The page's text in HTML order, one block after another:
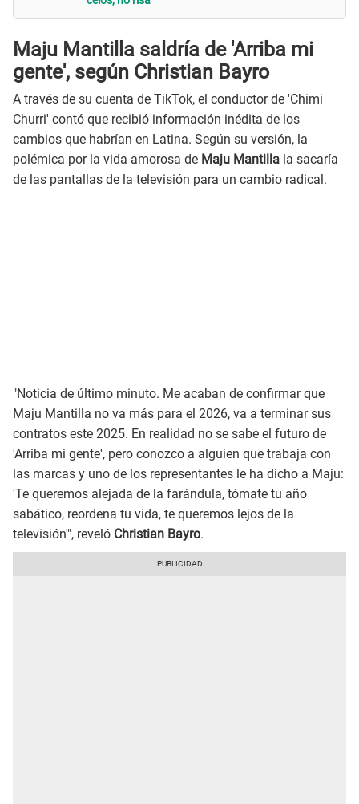
Maju Mantilla saldría de 'Arriba mi
gente', según Christian Bayro
A través de su cuenta de TikTok, el conductor de 'Chimi
Churri' contó que recibió información inédita de los
cambios que habrían en Latina. Según su versión, la
polémica por la vida amorosa de Maju Mantilla la sacaría
de las pantallas de la televisión para un cambio radical.
"Noticia de último minuto. Me acaban de confirmar que
Maju Mantilla no va más para el 2026, va a terminar sus
contratos este 2025. En realidad no se sabe el futuro de
'Arriba mi gente', pero conozco a alguien que trabaja con
las marcas y uno de los representantes le ha dicho a Maju:
'Te queremos alejada de la farándula, tómate tu año
sabático, reordena tu vida, te queremos lejos de la
televisión'", reveló Christian Bayro.